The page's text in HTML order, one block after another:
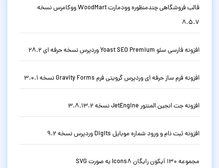
قالب فروشگاهی چندمنظوره وودمارت WoodMart ووکامرس نسخه
8.5.7
افزونه فارسی سئو Yoast SEO Premium وردپرس نسخه حرفه ای 28.2
افزونه فرم ساز حرفه ای وردپرس گرویتی فرم Gravity Forms نسخه 3.0.1
افزونه جت انجین المنتور JetEngine نسخه 3.8.13.2
افزونه ثبت نام و ورود شماره موبایل Digits وردپرس نسخه 9.2
مجموعه 130 آیکون رایگان Icons8 به صورت SVG